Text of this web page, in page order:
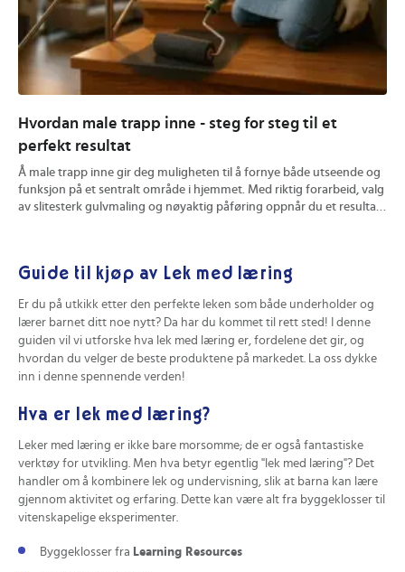
Hvordan male trapp inne - steg for steg til et
perfekt resultat
Å male trapp inne gir deg muligheten til å fornye både utseende og
funksjon på et sentralt område i hjemmet. Med riktig forarbeid, valg
av slitesterk gulvmaling og nøyaktig påføring oppnår du et resultat
Guide til kjøp av Lek med læring
Er du på utkikk etter den perfekte leken som både underholder og
lærer barnet ditt noe nytt? Da har du kommet til rett sted! I denne
guiden vil vi utforske hva lek med læring er, fordelene det gir, og
hvordan du velger de beste produktene på markedet. La oss dykke
inn i denne spennende verden!
Hva er lek med læring?
Leker med læring er ikke bare morsomme; de er også fantastiske
verktøy for utvikling. Men hva betyr egentlig "lek med læring"? Det
handler om å kombinere lek og undervisning, slik at barna kan lære
gjennom aktivitet og erfaring. Dette kan være alt fra byggeklosser til
vitenskapelige eksperimenter.
Byggeklosser fra Learning Resources